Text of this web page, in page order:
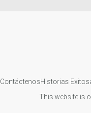
ContáctenosHistorias
This website is